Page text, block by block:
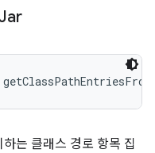
하는 클래스 경로 항목 집